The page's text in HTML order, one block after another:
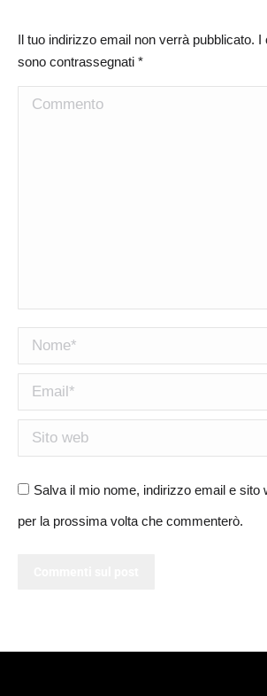
Il tuo indirizzo email non verrà pubblicato. I
sono contrassegnati *
Commento
Nome *
Email *
Sito web
Salva il mio nome, indirizzo email e sito
per la prossima volta che commenterò.